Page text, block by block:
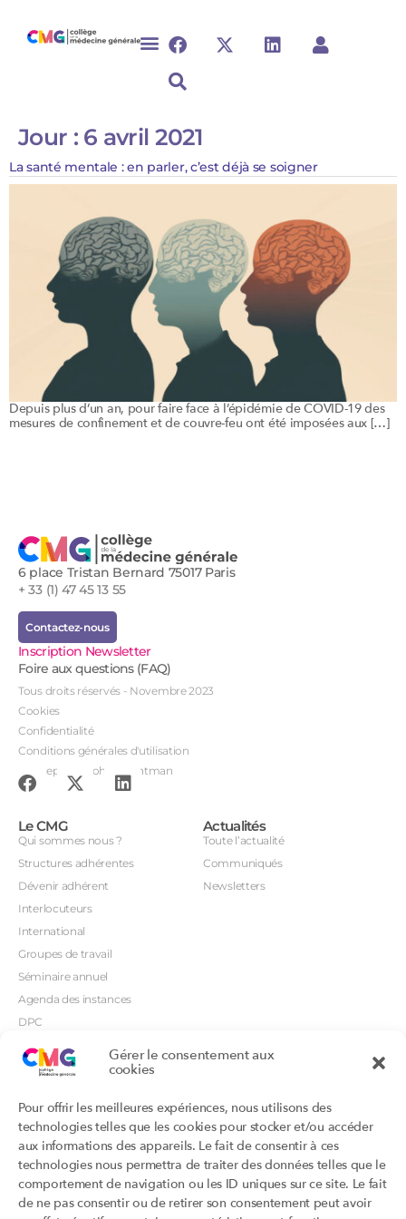
Gérer le consentement aux
cookies
Pour offrir les meilleures expériences, nous utilisons des
technologies telles que les cookies pour stocker et/ou accéder
aux informations des appareils. Le fait de consentir à ces
technologies nous permettra de traiter des données telles que le
comportement de navigation ou les ID uniques sur ce site. Le fait
de ne pas consentir ou de retirer son consentement peut avoir
Jour : 6 avril 2021
La santé mentale : en parler, c’est déjà se soigner
Depuis plus d’un an, pour faire face à l’épidémie de COVID-19 des
mesures de confinement et de couvre-feu ont été imposées aux […]
6 place Tristan Bernard 75017 Paris
+ 33 (1) 47 45 13 55
Contactez-nous
Inscription Newsletter
Foire aux questions (FAQ)
Tous droits réservés - Novembre 2023
Cookies
Confidentialité
Conditions générales d'utilisation
Conception : John Brightman
Le CMG
Qui sommes nous ?
Structures adhérentes
Dévenir adhérent
Interlocuteurs
International
Groupes de travail
Séminaire annuel
Agenda des instances
DPC
CSI
Orientations prioritaires
Actualités
Toute l’actualité
Communiqués
Newsletters
Productions
Productions du Collège
Productions des structures
adhérentes
Labellisation
Addictions et médecine générale
Portails
Annuaire DU/DIU
Archimede.fr
Ebmfrance.net
Toutes les recos
Certificats-absurdes.fr